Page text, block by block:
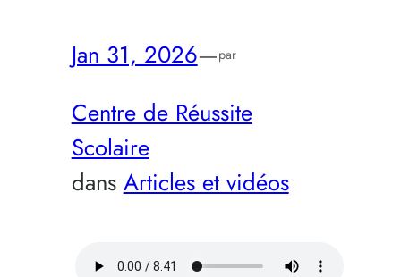
Jan 31, 2026—par
Centre de Réussite
Scolaire
dans Articles et vidéos